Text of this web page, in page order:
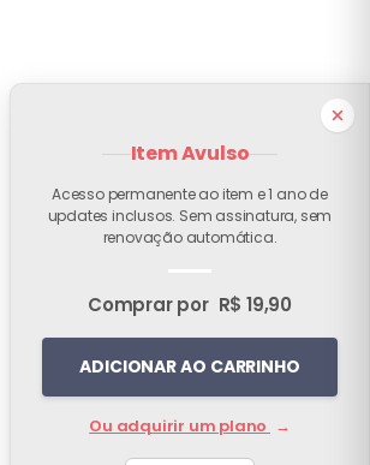
Item Avulso
Acesso permanente ao item e 1 ano de
updates inclusos. Sem assinatura, sem
renovação automática.
Comprar por R$ 19,90
ADICIONAR AO CARRINHO
Ou adquirir um plano →